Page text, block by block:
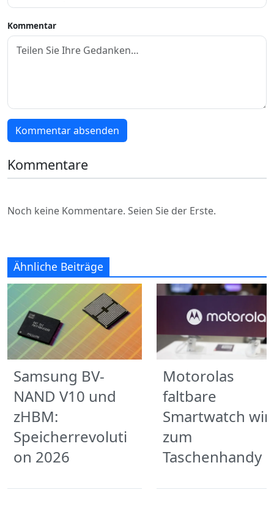
Kommentar
Kommentar absenden
Kommentare
Noch keine Kommentare. Seien Sie der Erste.
Ähnliche Beiträge
Samsung BV-
NAND V10 und
zHBM:
Speicherrevoluti
on 2026
Motorolas
faltbare
Smartwatch
zum
Taschenhandy